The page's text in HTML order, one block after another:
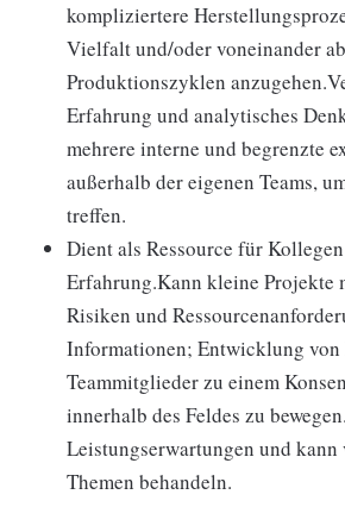
kompliziertere
Vielfalt und/oder voneinander
Produktionszyklen
Erfahrung und analytisches
mehrere interne und begrenzte
außerhalb der eigenen Teams,
treffen.
Dient als Ressource für
Erfahrung.Kann kleine Projekte
Risiken und
Informationen; Entwicklung von
Teammitglieder zu einem
innerhalb des Feldes zu
Leistungserwartungen und
Themen behandeln.